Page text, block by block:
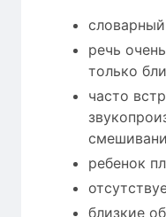
речь
только
часто
ребенок
близкие